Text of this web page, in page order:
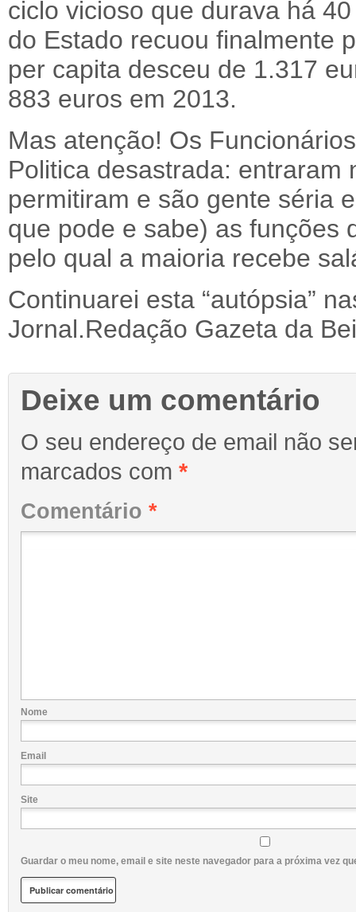
ciclo vicioso que durava há
do Estado recuou finalmente
per capita desceu de 1.317
883 euros em 2013.
Mas atenção! Os
Politica desastrada: entraram
permitiram e são gente séria
que pode e sabe) as funções
pelo qual a maioria recebe
Continuarei esta “autópsia”
Jornal.Redação Gazeta da
Deixe um comentário
O seu endereço de email não
marcados com *
Comentário *
Nome
Email
Site
Guardar o meu nome, email e site neste navegador para a próxima vez